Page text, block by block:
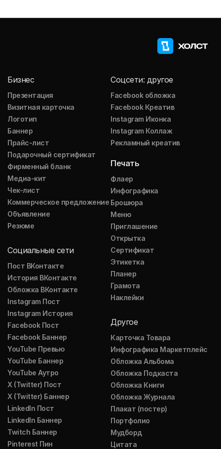
Бизнес
Презентация
Визитная карточка
Логотип
Баннер
Прайс-лист
Подарочный сертификат
Фирменный бланк
Медиа-кит
Чек-лист
Коммерческое предложение
Объявление
Резюме
Социальные сети
Пост ВКонтакте
История ВКонтакте
Обложка ВКонтакте
Instagram Пост
Instagram История
Facebook Пост
Facebook Баннер
YouTube Превью
YouTube Баннер
YouTube Аутро
X (Twitter) Пост
X (Twitter) Баннер
LinkedIn Пост
LinkedIn Баннер
Twitch Баннер
Pinterest Пин
Соцсети: другое
Facebook обложка
Facebook Креатив
Instagram Иконка
Instagram Коллаж
Рекламный креатив
Печать
Флаер
Инфографика
Брошюра
Меню
Приглашение
Открытка
Сертификат
Этикетка
Планер
Грамота
Наклейки
Другое
Карточка Товара
Инфографика Маркетплейс
Обложка Альбома
Обложка Подкаста
Обложка Книги
Обложка Журнала
Плакат (постер)
Портфолио
Мудборд
Цитата